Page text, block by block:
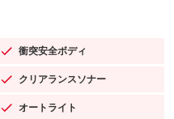
衝突安全ボディ
：装備あり
クリアランスソナー
：装備あり
オートライト
：装備あり